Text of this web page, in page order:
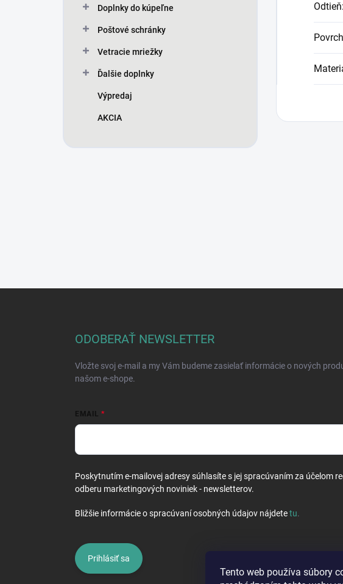
Tento web používa súbory
Doplnky do kúpeľne
Poštové schránky
Vetracie mriežky
Ďalšie doplnky
Výpredaj
AKCIA
Odtieň:
ODOBERAŤ NEWSLETTER
Vložte svoj e-mail a my Vám budeme zasielať informácie o nových
našom e-shope.
EMAIL
Poskytnutím e-mailovej adresy súhlasíte s jej spracúvaním za účelom
odberu marketingových noviniek - newsletterov.
Bližšie informácie o spracúvaní osobných údajov nájdetetu.
Prihlásiť sa